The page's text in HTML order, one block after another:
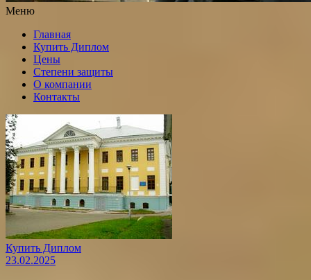
Меню
Главная
Купить Диплом
Цены
Степени защиты
О компании
Контакты
Купить Диплом
23.02.2025